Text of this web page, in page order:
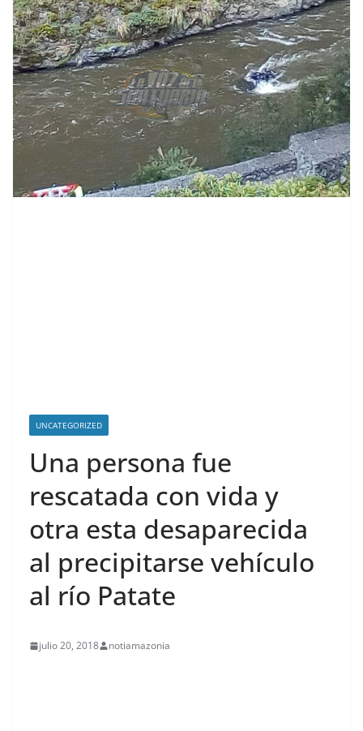
UNCATEGORIZED
Una persona fue
rescatada con vida y
otra esta desaparecida
al precipitarse vehículo
al río Patate
julio 20, 2018 notiamazonia